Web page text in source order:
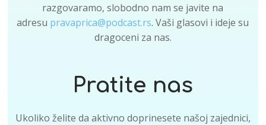
razgovaramo, slobodno nam se javite na
adresu pravaprica@podcast.rs. Vaši glasovi i ideje su
dragoceni za nas.
Pratite nas
Ukoliko želite da aktivno doprinesete našoj zajednici,